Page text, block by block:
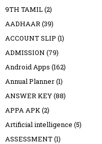
9TH TAMIL(2)
AADHAAR(39)
ACCOUNT SLIP (1)
ADMISSION (79)
Android Apps (162)
Annual Planner(1)
ANSWER KEY(88)
APPA APK(2)
Artificial intelligence (5)
ASSESSMENT(1)